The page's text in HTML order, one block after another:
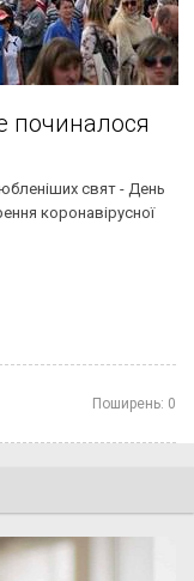
починалося
свят - День
коронавірусної
Поширень: 0